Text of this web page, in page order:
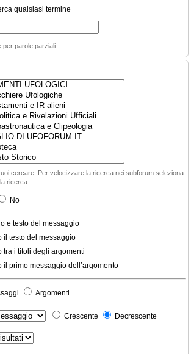
qualsiasi termine
parole parziali.
cercare. Per velocizzare la ricerca nei subforum seleziona
ricerca.
No
e testo del messaggio
il testo del messaggio
tra i titoli degli argomenti
il primo messaggio dell’argomento
Argomenti
Crescente Decrescente